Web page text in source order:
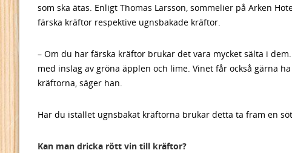
som ska ätas. Enligt Thomas Larsson, sommelier på Arken
färska kräftor respektive ugnsbakade kräftor.
– Om du har färska kräftor brukar det vara mycket sälta i
med inslag av gröna äpplen och lime. Vinet får också gärna
kräftorna, säger han.
Har du istället ugnsbakat kräftorna brukar detta ta fram en
Kan man dricka rött vin till kräftor?